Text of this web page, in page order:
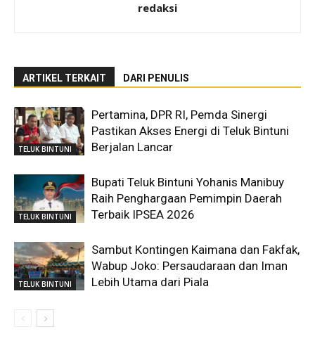
redaksi
ARTIKEL TERKAIT DARI PENULIS
TELUK BINTUNI
Pertamina, DPR RI, Pemda Sinergi
Pastikan Akses Energi di Teluk Bintuni
Berjalan Lancar
TELUK BINTUNI
Bupati Teluk Bintuni Yohanis Manibuy
Raih Penghargaan Pemimpin Daerah
Terbaik IPSEA 2026
TELUK BINTUNI
Sambut Kontingen Kaimana dan Fakfak,
Wabup Joko: Persaudaraan dan Iman
Lebih Utama dari Piala